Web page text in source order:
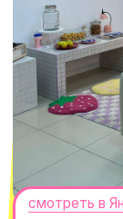
Нажимая "Подписаться",
персональных данныхи
сообщений
300
14'000+